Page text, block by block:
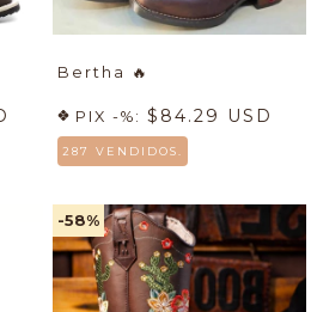
Bertha 🔥
PIX -%: $84.29 USD
287 VENDIDOS.
-58%